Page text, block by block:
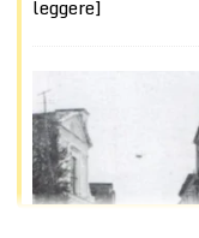
leggere]